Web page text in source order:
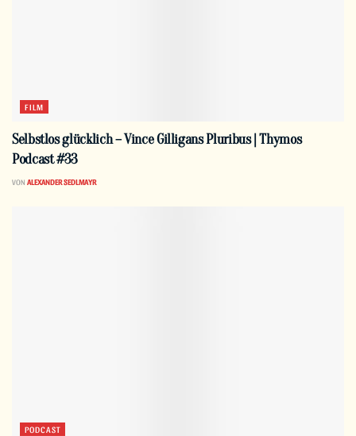
FILM
Selbstlos glücklich – Vince Gilligans Pluribus | Thymos
Podcast #33
VON ALEXANDER SEDLMAYR
PODCAST